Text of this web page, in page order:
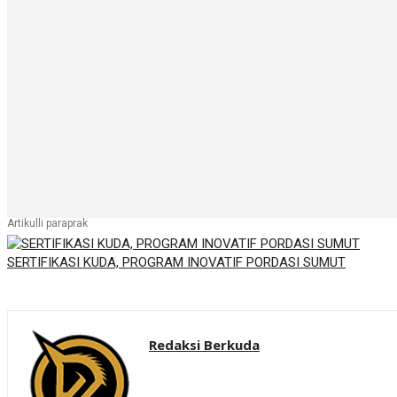
Artikulli paraprak
SERTIFIKASI KUDA, PROGRAM INOVATIF PORDASI SUMUT
Redaksi Berkuda